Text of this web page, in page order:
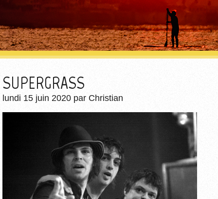
SUPERGRASS
lundi 15 juin 2020 par Christian